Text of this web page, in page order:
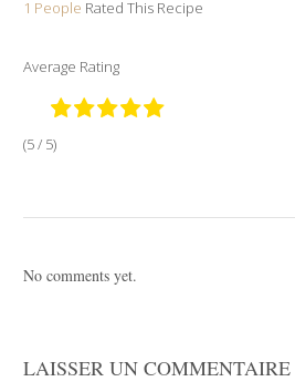
1 People Rated This Recipe
Average Rating
(5 / 5)
No comments yet.
LAISSER UN COMMENTAIRE